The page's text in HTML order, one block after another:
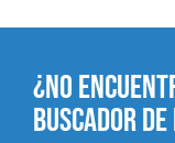
¿NO
BUSCADOR